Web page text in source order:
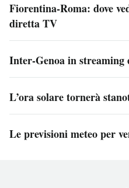
Fiorentina-Roma: dove
diretta TV
Inter-Genoa in
L’ora solare tornerà
Le previsioni meteo per